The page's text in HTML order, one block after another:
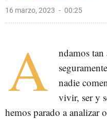
16 marzo, 2023 00:25
A
ndamos tan
nadie
vivir, ser y
hemos parado a analizar